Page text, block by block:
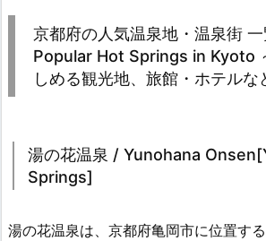
京都府の人気温泉地・温泉街
Popular Hot Springs in Kyoto
しめる観光地、旅館・ホテルな
湯の花温泉 / Yunohana
Springs]
湯の花温泉は、京都府亀岡市に位置す